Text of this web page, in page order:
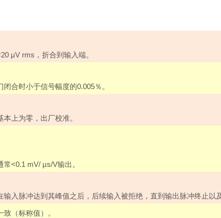
μV rms ，折合到输入端。
闭合时小于信号幅度的0.005％。
本上为零，出厂校准。
常<0.1 mV/ µs/V输出。
输入脉冲达到其峰值之后，后续输入被拒绝，直到输出脉冲终止以
致（标称值）。